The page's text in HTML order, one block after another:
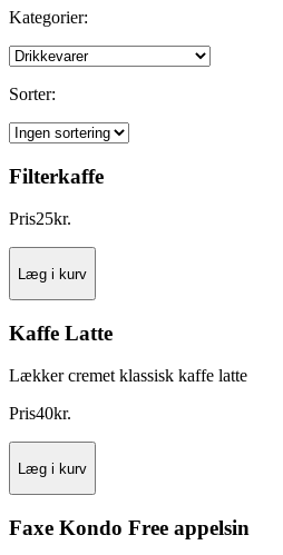
Kategorier:
Sorter:
Filterkaffe
Pris25kr.
Læg i kurv
Kaffe Latte
Lækker cremet klassisk kaffe latte
Pris40kr.
Læg i kurv
Faxe Kondo Free appelsin